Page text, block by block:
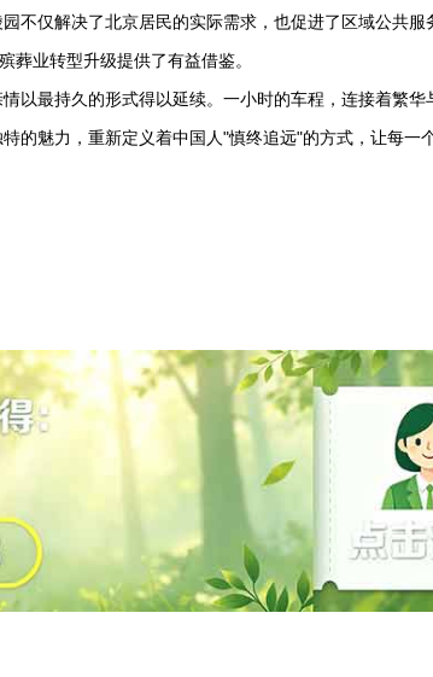
不仅解决了北京居民的实际需求，也促进了区域公共服
葬业转型升级提供了有益借鉴。
以最持久的形式得以延续。一小时的车程，连接着繁华
的魅力，重新定义着中国人"慎终追远"的方式，让每一